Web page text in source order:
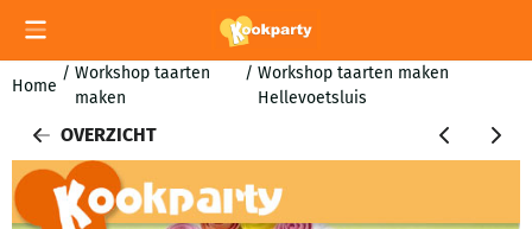
Cookievoorkeuren zijn momenteel gesloten.
Home
/ Workshop taarten
maken
/ Workshop taarten maken
Hellevoetsluis
OVERZICHT